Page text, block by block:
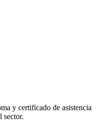
y certificado de asistencia
sector.